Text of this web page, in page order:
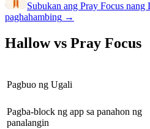
Subukan ang Pray Focus nang
paghahambing →
Hallow vs Pray Focus
Pagbuo ng Ugali
Pagba-block ng app sa panahon ng
panalangin